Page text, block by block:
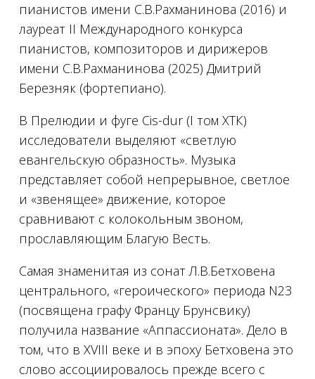
пианистов имени С.В.Рахманинова (2016) и
лауреат II Международного конкурса
пианистов, композиторов и дирижеров
имени С.В.Рахманинова (2025) Дмитрий
Березняк (фортепиано).
В Прелюдии и фуге Cis-dur (I том ХТК)
исследователи выделяют «светлую
евангельскую образность». Музыка
представляет собой непрерывное, светлое
и «звенящее» движение, которое
сравнивают с колокольным звоном,
прославляющим Благую Весть.
Самая знаменитая из сонат Л.В.Бетховена
центрального, «героического» периода N23
(посвящена графу Францу Брунсвику)
получила название «Аппассионата». Дело в
том, что в XVIII веке и в эпоху Бетховена это
слово ассоциировалось прежде всего с